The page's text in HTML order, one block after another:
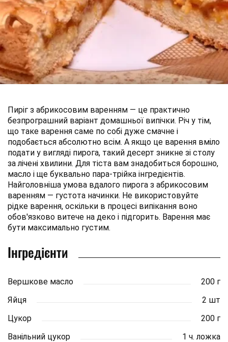
Пиріг з абрикосовим варенням — це практично
безпрограшний варіант домашньої випічки. Річ у тім,
що таке варення саме по собі дуже смачне і
подобається абсолютно всім. А якщо це варення вміло
подати у вигляді пирога, такий десерт зникне зі столу
за лічені хвилини. Для тіста вам знадобиться борошно,
масло і ще буквально пара-трійка інгредієнтів.
Найголовніша умова вдалого пирога з абрикосовим
варенням — густота начинки. Не використовуйте
рідке варення, оскільки в процесі випікання воно
обов'язково витече на деко і підгорить. Варення має
бути максимально густим.
Інгредієнти
Вершкове масло
200 г
Яйця
2 шт
Цукор
200 г
Ванільний цукор
1 ч. ложка